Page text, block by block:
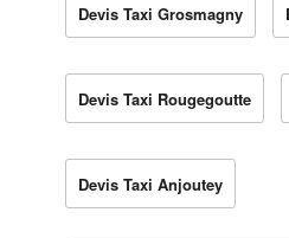
Devis Taxi Grosmagny
Devis Taxi Rougegoutte
Devis Taxi Anjoutey